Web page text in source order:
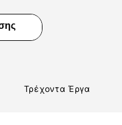
Τρέχοντα Έργα